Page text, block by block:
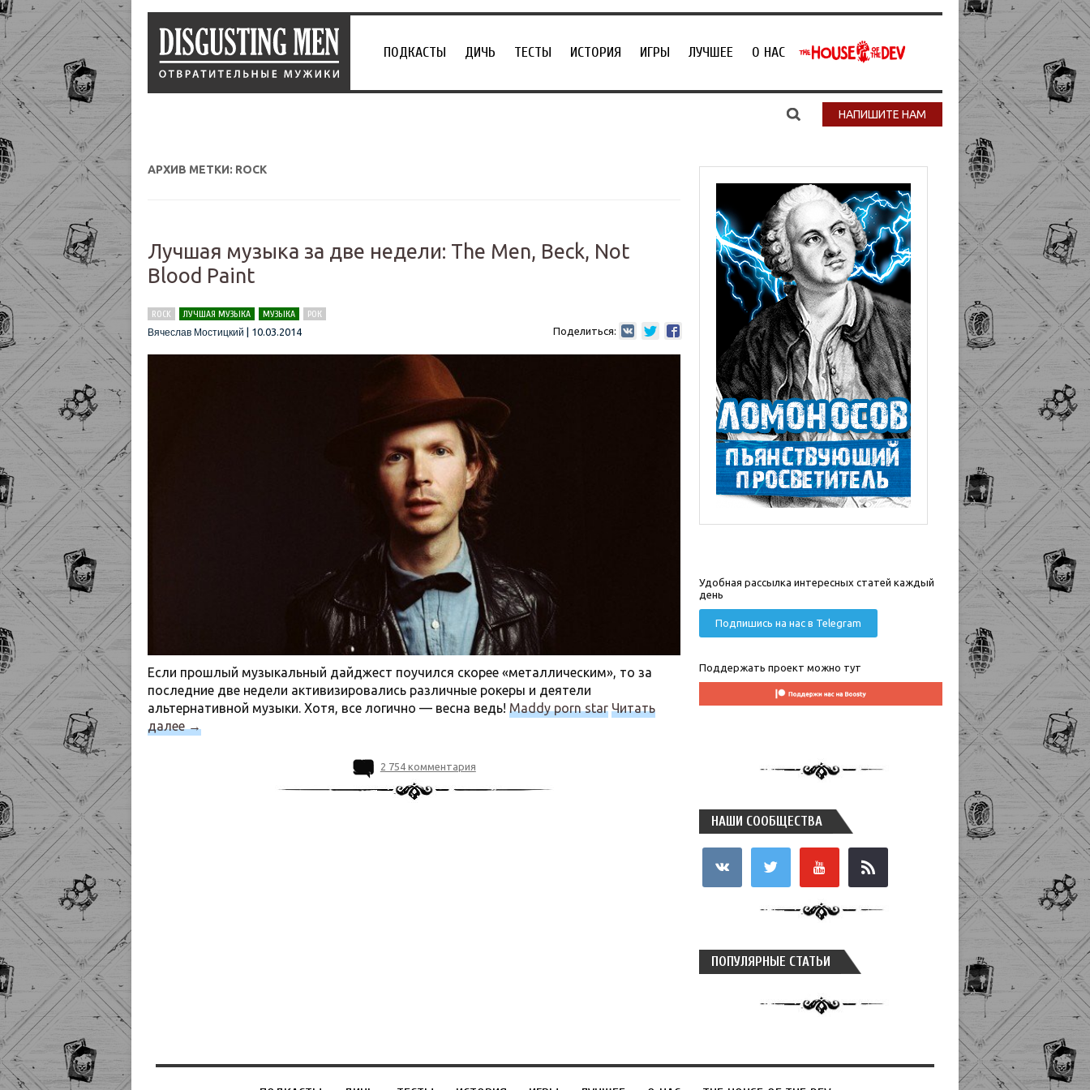
ПОДКАСТЫ ДИЧЬ ТЕСТЫ ИСТОРИЯ ИГРЫ ЛУЧШЕЕ О НАС
НАПИШИТЕ НАМ
АРХИВ МЕТКИ: ROCK
Лучшая музыка за две недели: The Men, Beck, Not
Blood Paint
ROCK ЛУЧШАЯ МУЗЫКА МУЗЫКА
РОК
Вячеслав Мостицкий
10.03.2014 Поделиться:
Если прошлый музыкальный дайджест поучился скорее «металлическим», то за
последние две недели активизировались различные рокеры и деятели
альтернативной музыки. Хотя, все логично — весна ведь! Maddy porn star Читать
далее→
2 754 комментария
Удобная рассылка интересных статей каждый
день
Подпишись на нас в Telegram
Поддержать проект можно тут
НАШИ СООБЩЕСТВА
ПОПУЛЯРНЫЕ СТАТЬИ